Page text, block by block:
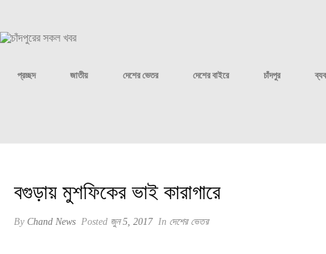
প্রচ্ছদ জাতীয় দেশের ভেতর দেশের বাইরে চাঁদপুর
বগুড়ায় মুশফিকের ভাই কারাগারে
By Chand News Posted জুন 5, 2017 In দেশের ভেতর